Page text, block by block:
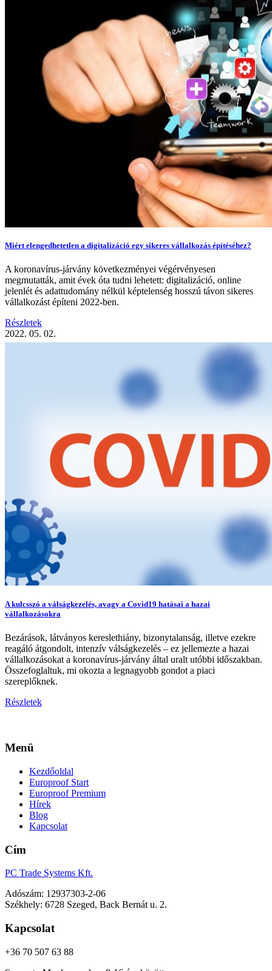
Miért elengedhetetlen a digitalizáció egy sikeres vállalkozás építéséhez?
A koronavírus-járvány következményei végérvényesen
megmutatták, amit évek óta tudni lehetett: digitalizáció, online
jelenlét és adattudomány nélkül képtelenség hosszú távon sikeres
vállalkozást építeni 2022-ben.
Részletek
2022. 05. 02.
A kulcsszó a válságkezelés, avagy a Covid19 hatásai a hazai
vállalkozásokra
Bezárások, látványos kereslethiány, bizonytalanság, illetve ezekre
reagáló átgondolt, intenzív válságkezelés – ez jellemezte a hazai
vállalkozásokat a koronavírus-járvány által uralt utóbbi időszakban.
Összefoglaltuk, mi okozta a legnagyobb gondot a piaci
szereplőknek.
Részletek
Menü
Kezdőoldal
Europroof Start
Europroof Premium
Hírek
Blog
Kapcsolat
Cím
PC Trade Systems Kft.
Adószám: 12937303-2-06
Székhely: 6728 Szeged, Back Bernát u. 2.
Kapcsolat
+36 70 507 63 88